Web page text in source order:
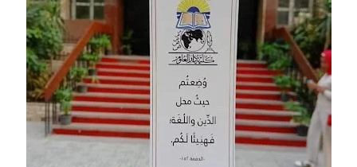
الطقس
معلومه قانونيه
تكنولوجيا المعلومات
حوادث وقضايا
خدمات